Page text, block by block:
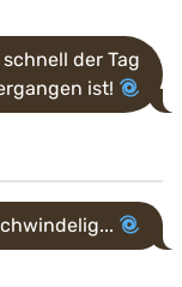
der Tag
ist!